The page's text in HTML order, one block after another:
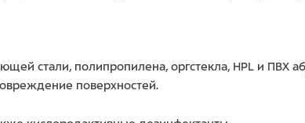
стали, полипропилена, оргстекла, HPL и
поверхностей.